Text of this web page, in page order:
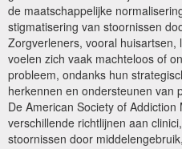
de maatschappelijke
stigmatisering van stoornissen
Zorgverleners, vooral huisartsen,
voelen zich vaak machteloos of
probleem, ondanks hun
herkennen en ondersteunen van
De American Society of
verschillende richtlijnen aan
stoornissen door